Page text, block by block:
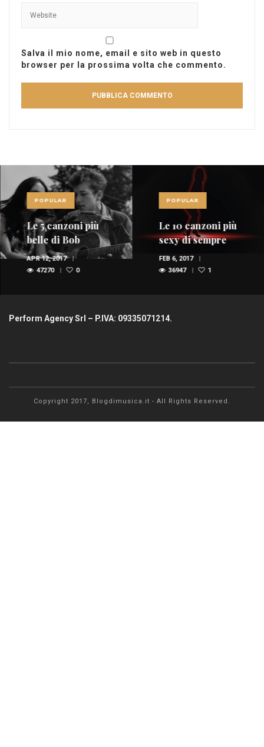
Salva il mio nome, email e sito web in questo
browser per la prossima volta che commento.
POPULAR
Le 5 canzoni più
belle di Bob
Dylan
APR 12, 2017
47270
0
POPULAR
Le 10 canzoni più
sexy di sempre
FEB 6, 2017
36947
1
Perform Agency Srl – P.IVA: 09335071214.
Copyright 2017, Blogdimusica.it - All Rights Reserved.